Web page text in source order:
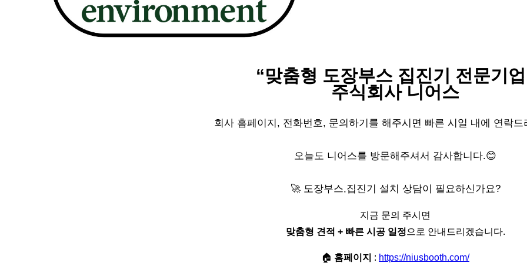
“맞춤형 도장부스 집진기 전문기업
주식회사 니어스
회사 홈페이지, 전화번호, 문의하기를 해주시면 빠른 시일 내에 연락드
오늘도 니어스를 방문해주셔서 감사합니다.😊
🚀 도장부스,집진기 설치 상담이 필요하신가요?
지금 문의 주시면
맞춤형 견적 + 빠른 시공 일정으로 안내드리겠습니다.
🏠 홈페이지 : https://niusbooth.com/